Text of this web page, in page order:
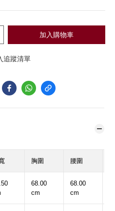
加入購物車
追蹤清單
胸圍 腰圍
68.00
cm
68.00
cm